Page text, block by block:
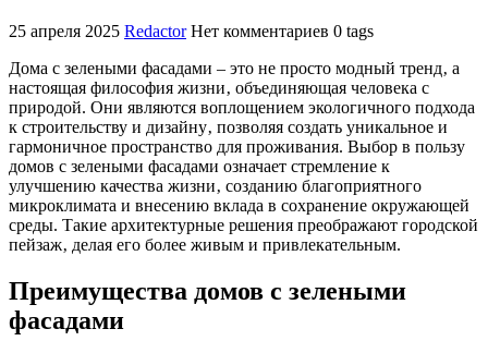
25 апреля 2025 Redactor Нет комментариев 0 tags
Дома с зелеными фасадами – это не просто модный тренд‚ а
настоящая философия жизни‚ объединяющая человека с
природой. Они являются воплощением экологичного подхода
к строительству и дизайну‚ позволяя создать уникальное и
гармоничное пространство для проживания. Выбор в пользу
домов с зелеными фасадами означает стремление к
улучшению качества жизни‚ созданию благоприятного
микроклимата и внесению вклада в сохранение окружающей
среды. Такие архитектурные решения преображают городской
пейзаж‚ делая его более живым и привлекательным.
Преимущества домов с зелеными
фасадами